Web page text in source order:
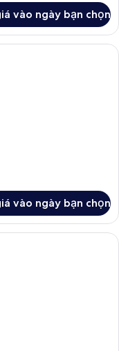
vào ngày bạn chọn
kháng dị ứng,
vào ngày bạn chọn
kháng dị ứng,